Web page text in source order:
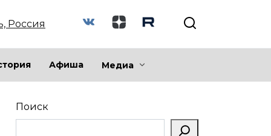
Россия
Афиша Медиа
Поиск